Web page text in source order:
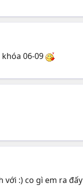
06-09
với :) co gì em ra